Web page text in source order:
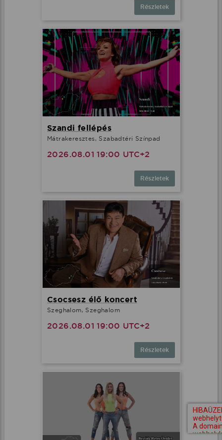
Részletek
Szandi fellépés
Mátrakeresztes, Szabadtéri Színpad
2026.08.01 19:00 UTC+2
Részletek
Csocsesz élő koncert
Szeghalom, Szeghalom
2026.08.01 19:00 UTC+2
Részletek